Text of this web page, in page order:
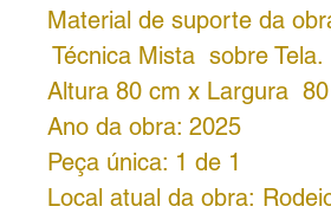
Material de suporte da
Técnica Mista sobre Tela.
Altura 80 cm x Largura
Ano da obra: 2025
Peça única: 1 de 1
Local atual da obra: